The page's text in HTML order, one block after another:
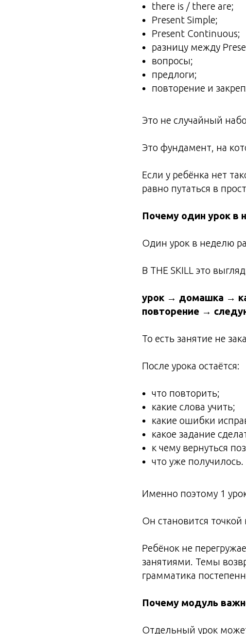
there is / there are;
Present Simple;
Present Continuous;
разницу между
вопросы;
предлоги;
повторение и
Это не случайный
Это фундамент, на
Если у ребёнка нет
равно путаться в
Почему один урок в
Один урок в неделю
В THE SKILL это
урок → домашка →
повторение →
То есть занятие не
После урока остаётся:
что повторить;
какие слова учить;
какие ошибки
какое задание
к чему вернуться
что уже получилось.
Именно поэтому 1
Он становится точкой
Ребёнок не
занятиями. Темы
грамматика
Почему модуль
Отдельный урок